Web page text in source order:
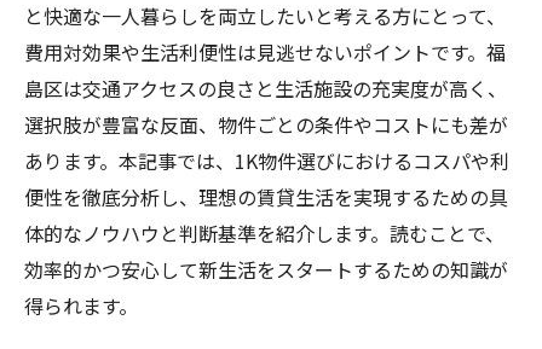
と快適な一人暮らしを両立したいと考える方にとって、
費用対効果や生活利便性は見逃せないポイントです。福
島区は交通アクセスの良さと生活施設の充実度が高く、
選択肢が豊富な反面、物件ごとの条件やコストにも差が
あります。本記事では、1K物件選びにおけるコスパや利
便性を徹底分析し、理想の賃貸生活を実現するための具
体的なノウハウと判断基準を紹介します。読むことで、
効率的かつ安心して新生活をスタートするための知識が
得られます。